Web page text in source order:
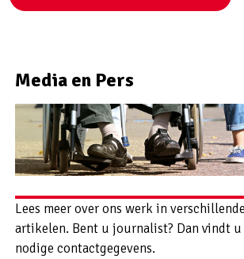
Media en Pers
Lees meer over ons werk in verschillende
artikelen. Bent u journalist? Dan vindt u
nodige contactgegevens.